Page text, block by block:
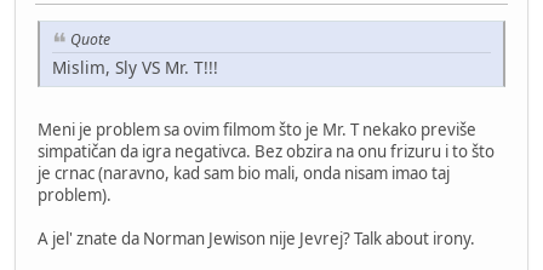
Quote
Mislim, Sly VS Mr. T!!!
Meni je problem sa ovim filmom što je Mr. T nekako previše
simpatičan da igra negativca. Bez obzira na onu frizuru i to što
je crnac (naravno, kad sam bio mali, onda nisam imao taj
problem).
A jel' znate da Norman Jewison nije Jevrej? Talk about irony.